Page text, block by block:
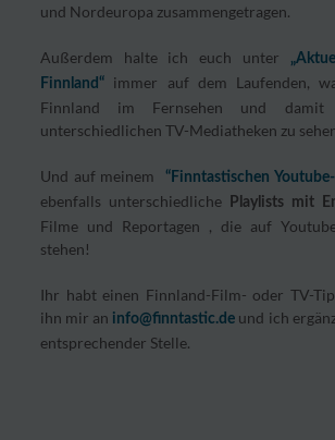
und Nordeuropa zusammengetragen.
Außerdem halte ich euch unter
Finnland“
immer auf dem Laufenden,
Finnland im Fernsehen und
unterschiedlichen TV-Mediatheken zu
Und auf meinem “Finntastischen
ebenfalls unterschiedliche Playlists mit
Filme und Reportagen , die auf
stehen!
Ihr habt einen Finnland-Film- oder TV-
ihn mir an info@finntastic.de und ich
entsprechender Stelle.